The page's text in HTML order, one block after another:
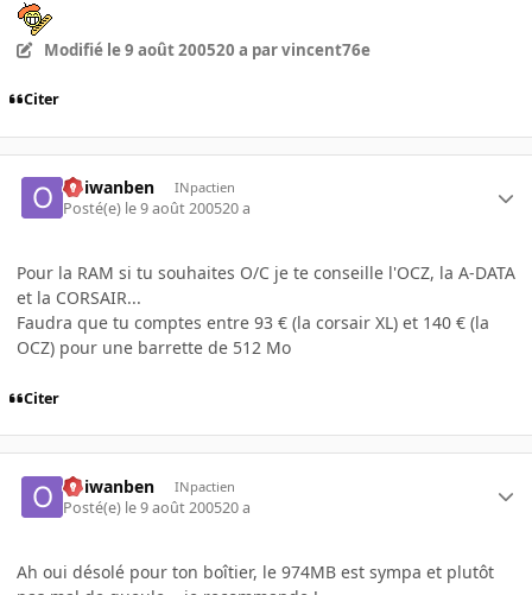
Modifié le 9 août 200520 a par vincent76e
Citer
obiwanben INpactien
Posté(e) le 9 août 200520 a
Pour la RAM si tu souhaites O/C je te conseille l'OCZ, la A-DATA
et la CORSAIR...
Faudra que tu comptes entre 93 € (la corsair XL) et 140 € (la
OCZ) pour une barrette de 512 Mo
Citer
obiwanben INpactien
Posté(e) le 9 août 200520 a
Ah oui désolé pour ton boîtier, le 974MB est sympa et plutôt